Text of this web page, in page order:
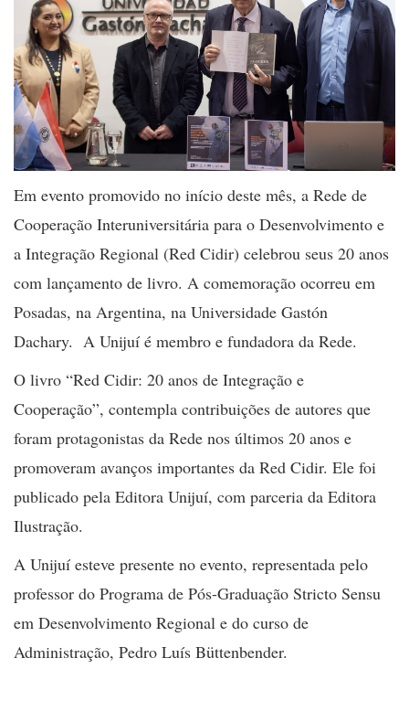
Em evento promovido no início deste mês, a Rede de
Cooperação Interuniversitária para o Desenvolvimento e
a Integração Regional (Red Cidir) celebrou seus 20 anos
com lançamento de livro. A comemoração ocorreu em
Posadas, na Argentina, na Universidade Gastón
Dachary. A Unijuí é membro e fundadora da Rede.
O livro “Red Cidir: 20 anos de Integração e
Cooperação”, contempla contribuições de autores que
foram protagonistas da Rede nos últimos 20 anos e
promoveram avanços importantes da Red Cidir. Ele foi
publicado pela Editora Unijuí, com parceria da Editora
Ilustração.
A Unijuí esteve presente no evento, representada pelo
professor do Programa de Pós-Graduação Stricto Sensu
em Desenvolvimento Regional e do curso de
Administração, Pedro Luís Büttenbender.